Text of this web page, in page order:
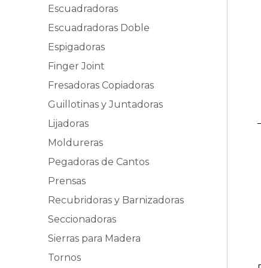
Escuadradoras
Escuadradoras Doble
Espigadoras
Finger Joint
Fresadoras Copiadoras
Guillotinas y Juntadoras
Lijadoras
Moldureras
Pegadoras de Cantos
Prensas
Recubridoras y Barnizadoras
Seccionadoras
Sierras para Madera
Tornos